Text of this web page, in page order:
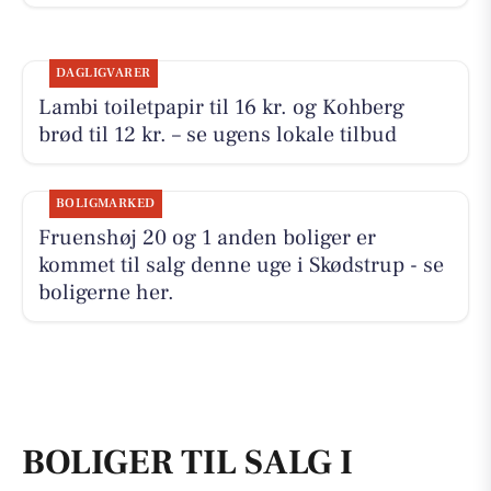
DAGLIGVARER
Lambi toiletpapir til 16 kr. og Kohberg
brød til 12 kr. – se ugens lokale tilbud
BOLIGMARKED
Fruenshøj 20 og 1 anden boliger er
kommet til salg denne uge i Skødstrup - se
boligerne her.
BOLIGER TIL SALG I